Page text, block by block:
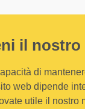
il
di
web dipende
utile il nostro